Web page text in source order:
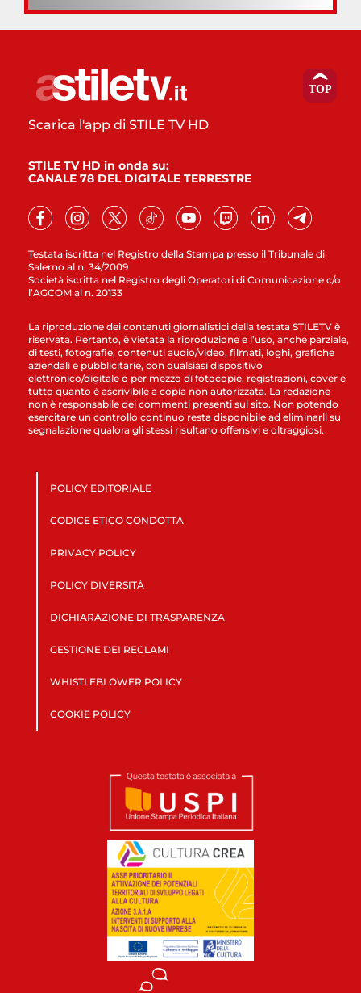
Testata iscritta nel Registro della Stampa presso il Tribunale di
Salerno al n. 34/2009
Società iscritta nel Registro degli Operatori di Comunicazione c/o
l’AGCOM al n. 20133
Scarica l'app di STILE TV HD
STILE TV HD in onda su:
CANALE 78 DEL DIGITALE TERRESTRE
La riproduzione dei contenuti giornalistici della testata STILETV è
riservata. Pertanto, è vietata la riproduzione e l’uso, anche parziale,
di testi, fotografie, contenuti audio/video, filmati, loghi, grafiche
aziendali e pubblicitarie, con qualsiasi dispositivo
elettronico/digitale o per mezzo di fotocopie, registrazioni, cover e
tutto quanto è ascrivibile a copia non autorizzata. La redazione
non è responsabile dei commenti presenti sul sito. Non potendo
esercitare un controllo continuo resta disponibile ad eliminarli su
segnalazione qualora gli stessi risultano offensivi e oltraggiosi.
POLICY EDITORIALE
CODICE ETICO CONDOTTA
PRIVACY POLICY
POLICY DIVERSITÀ
DICHIARAZIONE DI TRASPARENZA
GESTIONE DEI RECLAMI
WHISTLEBLOWER POLICY
COOKIE POLICY